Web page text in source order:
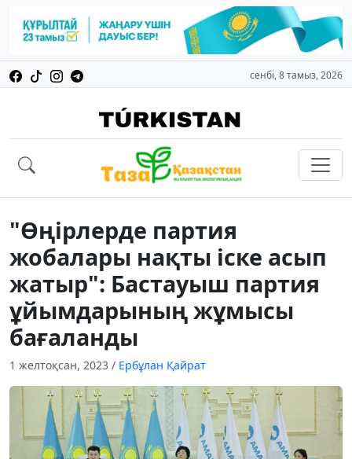
сенбі, 8 тамыз, 2026
"Өңірлерде партия
жобалары нақты іске асып
жатыр": Бастауыш партия
ұйымдарының жұмысы
бағаланды
1 желтоқсан, 2023 / Ербұлан Қайрат